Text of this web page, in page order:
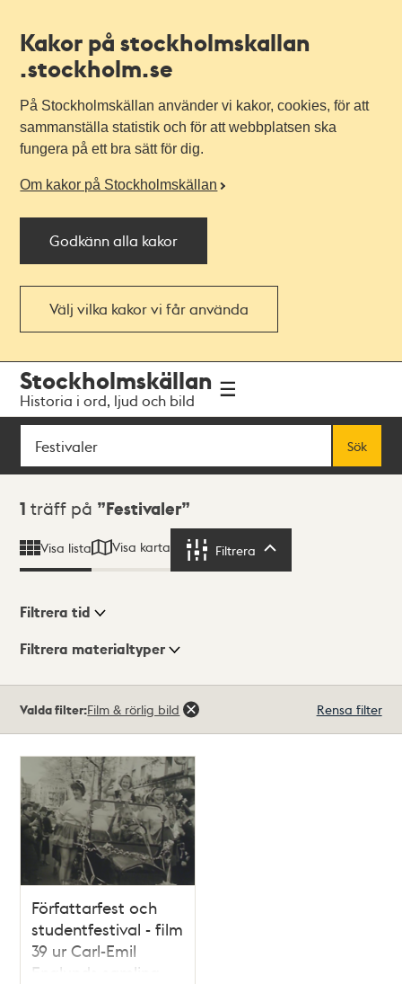
Kakor på stockholmskallan
.stockholm.se
På Stockholmskällan använder vi kakor, cookies, för att
sammanställa statistik och för att webbplatsen ska
fungera på ett bra sätt för dig.
Om kakor på Stockholmskällan
Godkänn alla kakor
Välj vilka kakor vi får använda
navigationen
huvudinnehållet
Stockholmskällan
Historia i ord, ljud och bild
Sök
Sök
Sökresultat
1 träff på Festivaler
Visa lista Visa karta Filtrera
Visningsläge
Filtrera tid
Filtrera materialtyper
träffar
Valda filter:Film & rörlig bild Rensa filter
Författarfest och
studentfestival - film
39 ur Carl-Emil
Englunds samling